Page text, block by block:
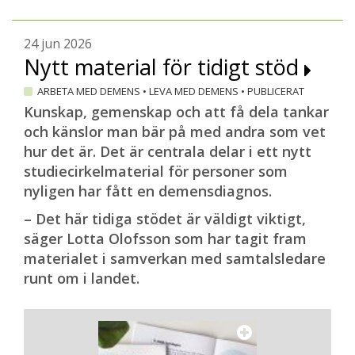
de yngre generationerna under pandemin
involverades i sina mor- och farföräldrars
inlärningsprocess. Man hittade ett nytt
gemensamt språk som sträckte sig över
generationerna, säger Regina Altena.
En hel del stigman
I Mexiko bor det cirka 130 miljoner
invånare. Det gör det till världens största
spanskspråkiga land och det näst största i
Latinamerika efter Brasilien. År 2030
beräknas antalet personer över 60 år vara
fler än antalet barn och ungdomar under
15 år.
utmaningar där en växande äldre
generation ska tas om hand av resten av
24 jun 2026
Nytt material för tidigt stöd
ARBETA MED DEMENS • LEVA MED DEMENS • PUBLICERAT
Kunskap, gemenskap och att få dela tankar
och känslor man bär på med andra som vet
hur det är. Det är centrala delar i ett nytt
studiecirkelmaterial för personer som
nyligen har fått en demensdiagnos.
– Det här tidiga stödet är väldigt viktigt,
säger Lotta Olofsson som har tagit fram
materialet i samverkan med samtalsledare
runt om i landet.